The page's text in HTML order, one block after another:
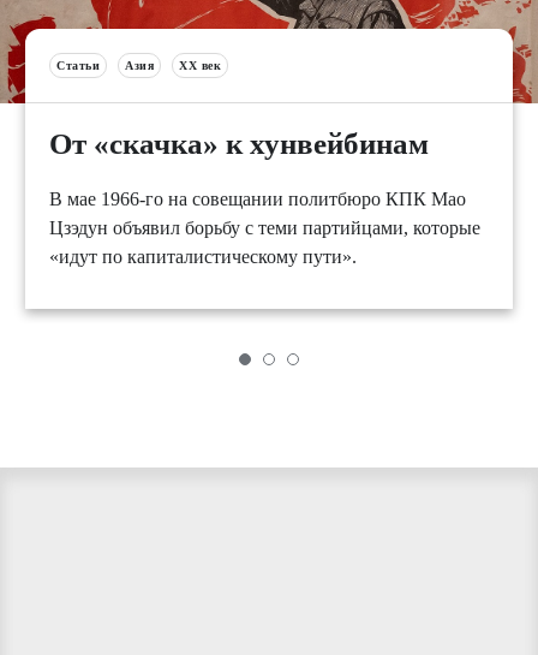
Статьи Азия XX век
От «скачка» к хунвейбинам
В мае 1966-го на совещании политбюро КПК Мао
Цзэдун объявил борьбу с теми партийцами, которые
«идут по капиталистическому пути».